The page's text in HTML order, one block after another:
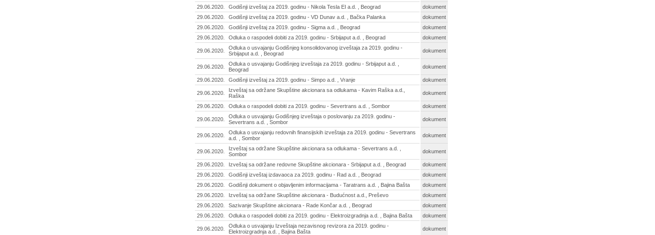
29.06.2020.
Godišnji izveštaj za 2019. godinu - Nikola Tesla EI a.d. , Beograd
dokument
29.06.2020.
Godišnji izveštaj za 2019. godinu - VD Dunav a.d. , Bačka Palanka
dokument
29.06.2020.
Godišnji izveštaj za 2019. godinu - Sigma a.d. , Beograd
dokument
29.06.2020.
Odluka o raspodeli dobiti za 2019. godinu - Srbijaput a.d. , Beograd dokument
29.06.2020.
Odluka o usvajanju Godišnjeg konsolidovanog izveštaja za 2019. godinu -
Srbijaput a.d. , Beograd
dokument
29.06.2020.
Odluka o usvajanju Godišnjeg izveštaja za 2019. godinu - Srbijaput a.d. ,
Beograd
dokument
29.06.2020. Godišnji izveštaj za 2019. godinu - Simpo a.d. , Vranje dokument
29.06.2020.
Izveštaj sa održane Skupštine akcionara sa odlukama - Kavim Raška a.d.,
Raška
dokument
29.06.2020. Odluka o raspodeli dobiti za 2019. godinu - Severtrans a.d. , Sombor dokument
29.06.2020.
Odluka o usvajanju Godišnjeg izveštaja o poslovanju za 2019. godinu -
Severtrans a.d. , Sombor
dokument
29.06.2020.
Odluka o usvajanju redovnih finansijskih izveštaja za 2019. godinu - Severtrans
a.d. , Sombor
dokument
29.06.2020.
Izveštaj sa održane Skupštine akcionara sa odlukama - Severtrans a.d. ,
Sombor
dokument
29.06.2020. Izveštaj sa održane redovne Skupštine akcionara - Srbijaput a.d. , Beograd
dokument
29.06.2020.
Godišnji izveštaj izdavaoca za 2019. godinu - Rad a.d. , Beograd
dokument
29.06.2020.
Godišnji dokument o objavljenim informacijama - Taratrans a.d. , Bajina Bašta
dokument
29.06.2020.
Izveštaj sa održane Skupštine akcionara - Budućnost a.d., Preševo
dokument
29.06.2020.
Sazivanje Skupštine akcionara - Rade Končar a.d. , Beograd
dokument
29.06.2020.
Odluka o raspodeli dobiti za 2019. godinu - Elektroizgradnja a.d. , Bajina Bašta dokument
29.06.2020.
Odluka o usvajanju Izveštaja nezavisnog revizora za 2019. godinu -
Elektroizgradnja a.d. , Bajina Bašta
dokument